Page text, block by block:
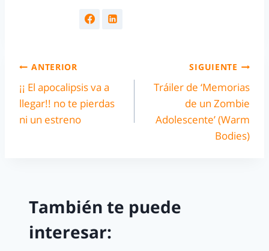
ANTERIOR
¡¡ El apocalipsis va a
llegar!! no te pierdas
ni un estreno
SIGUIENTE
Tráiler de ‘Memorias
de un Zombie
Adolescente’ (Warm
Bodies)
También te puede
interesar: